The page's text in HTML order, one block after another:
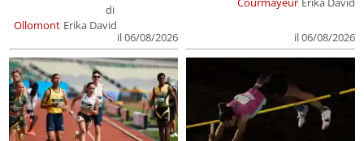
Ollomont
di
Erika David
il 06/08/2026
il 06/08/2026